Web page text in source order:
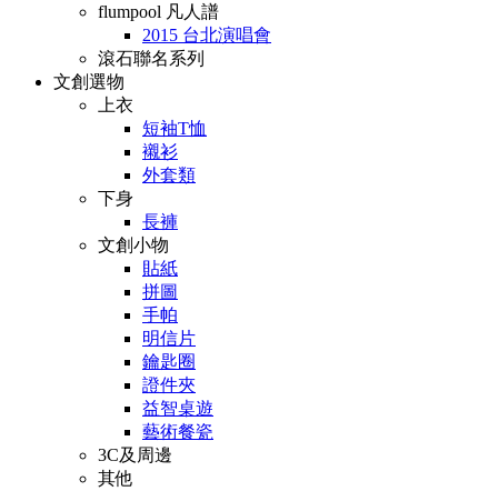
flumpool 凡人譜
2015 台北演唱會
滾石聯名系列
文創選物
上衣
短袖T恤
襯衫
外套類
下身
長褲
文創小物
貼紙
拼圖
手帕
明信片
鑰匙圈
證件夾
益智桌遊
藝術餐瓷
3C及周邊
其他